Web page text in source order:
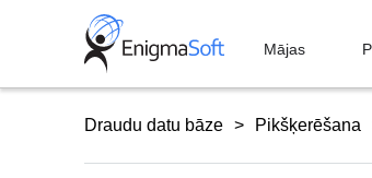
Mājas
Draudu datu bāze Pikšķerēšana